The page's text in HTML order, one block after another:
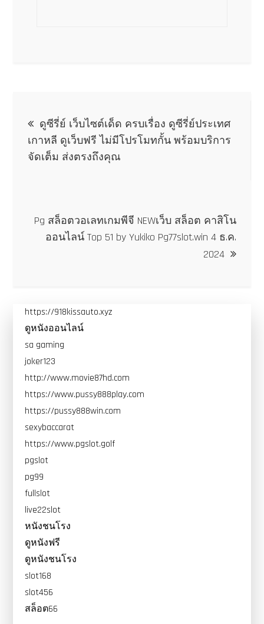
เรื่อง
ดูซีรี่ย์ เว็บไซต์เด็ด ครบเรื่อง ดูซีรี่ย์ประเทศ
เกาหลี ดูเว็บฟรี ไม่มีโปรโมทกั้น พร้อมบริการ
จัดเต็ม ส่งตรงถึงคุณ
Pg สล็อตวอเลทเกมพีจี NEWเว็บ สล็อต คาสิโน
ออนไลน์ Top 51 by Yukiko Pg77slot.win 4 ธ.ค.
2024
https://918kissauto.xyz
ดูหนังออนไลน์
sa gaming
joker123
http://www.movie87hd.com
https://www.pussy888play.com
https://pussy888win.com
sexybaccarat
https://www.pgslot.golf
pgslot
pg99
fullslot
live22slot
หนังชนโรง
ดูหนังฟรี
ดูหนังชนโรง
slot168
slot456
สล็อต66